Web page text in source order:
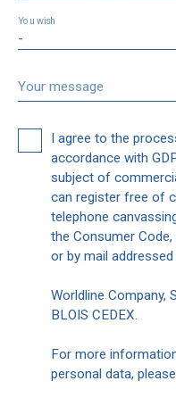
-
You wish
Your message
I agree to the
accordance with
subject of
can register free of
telephone
the Consumer
or by mail addressed
Worldline Company,
BLOIS CEDEX.
For more
personal data,